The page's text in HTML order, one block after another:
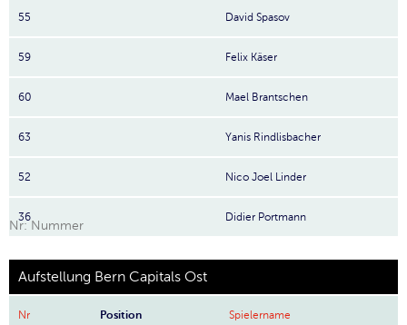
55 David Spasov
59 Felix Käser
60 Mael Brantschen
63 Yanis Rindlisbacher
52 Nico Joel Linder
36 Didier Portmann
Nr: Nummer
Aufstellung Bern Capitals Ost
Nr Position Spielername